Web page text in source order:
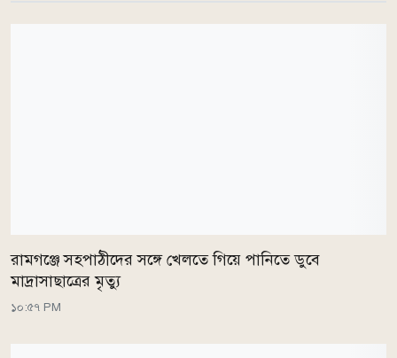
রামগঞ্জে সহপাঠীদের সঙ্গে খেলতে গিয়ে পানিতে ডুবে
মাদ্রাসাছাত্রের মৃত্যু
১০:৫৭ PM